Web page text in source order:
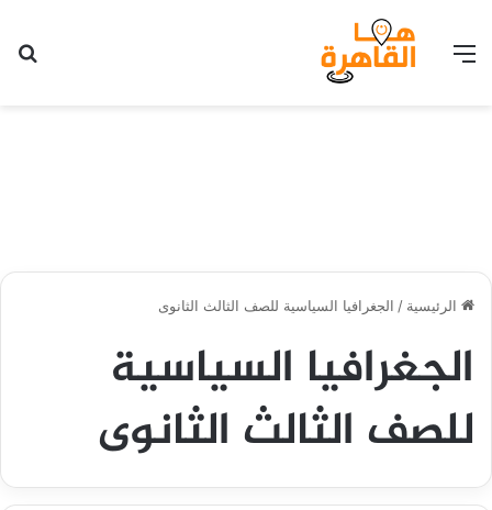
القائمة
الرئيسية / الجغرافيا السياسية للصف الثالث الثانوى
الجغرافيا السياسية
للصف الثالث الثانوى